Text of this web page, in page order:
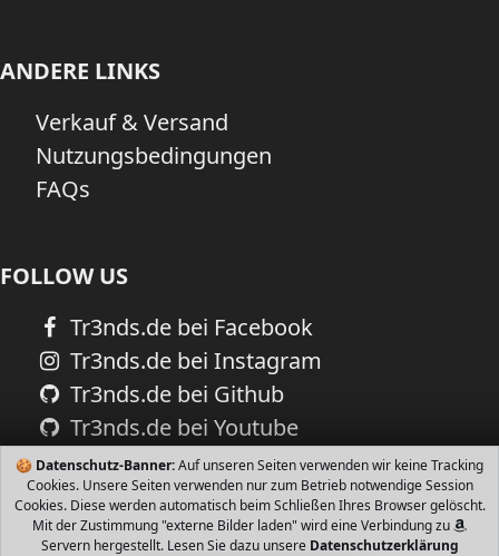
🍪 Datenschutz-Banner:Auf unseren Seiten verwenden wir keine Tracking
Cookies. Unsere Seiten verwenden nur zum Betrieb notwendige Session
Cookies. Diese werden automatisch beim Schließen Ihres Browser gelöscht.
Mit der Zustimmung "externe Bilder laden" wird eine Verbindung zu
Servern hergestellt. Lesen Sie dazu unsere Datenschutzerklärung
ANDERE LINKS
Verkauf & Versand
Nutzungsbedingungen
FAQs
FOLLOW US
Tr3nds.de bei Facebook
Tr3nds.de bei Instagram
Tr3nds.de bei Github
Tr3nds.de bei Youtube